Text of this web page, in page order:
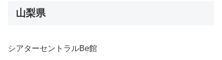
山梨県
シアターセントラルBe館